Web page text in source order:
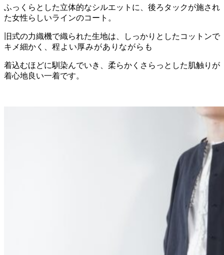
ふっくらとした立体的なシルエットに、後ろタックが施され
た女性らしいラインのコート。
旧式の力織機で織られた生地は、しっかりとしたコットンで
キメ細かく、 程よい厚みがありながらも
着込むほどに馴染んでいき、柔らかくさらっとした肌触りが
着心地良い一着です。